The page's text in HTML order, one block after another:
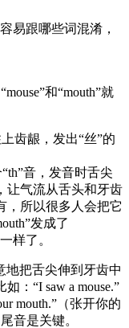
易跟哪些词混淆，
和“mouth”就
齿龈，发出“丝”的
音，发音时舌尖
让气流从舌头和牙齿
，所以很多人会把它
发成了
样了。
地把舌尖伸到牙齿中
：“I saw a mouse.”
mouth.”（张开你的
音是关键。